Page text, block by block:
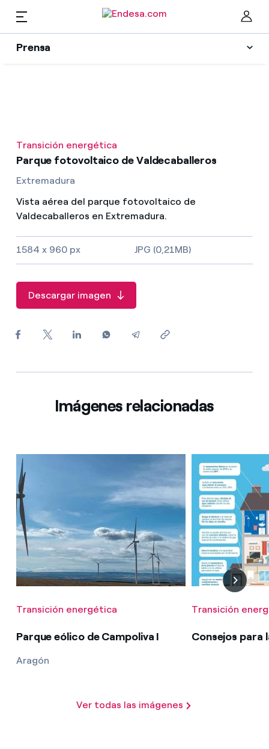
Prensa
Prensa
Encuentra la tarifa que más te conviene
Por cada kWh que ahorres, te descontamos otro
¿Cómo cambiar el titular del contrato?
¿Has recibido una oferta para cambiar de
Ofertas para autónomos y Pymes
¿Gestionas varias comunidades de propietarios?
Recursos
La cara e
ES
Transición energética
Parque fotovoltaico de Valdecaballeros
Extremadura
Vista aérea del parque fotovoltaico de
Valdecaballeros en Extremadura.
1584 x 960 px JPG (0,21MB)
Descargar imagen
Imágenes relacionadas
Transición energética
Parque eólico de Campoliva I
Aragón
Transición
Consejos para
Ver todas las imágenes